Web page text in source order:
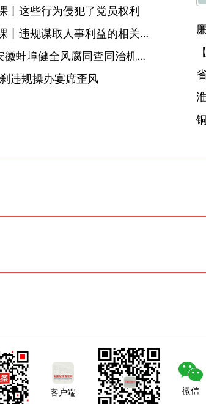
丨这些行为侵犯了党员权利
党纪学习教育·每日一课丨违规谋取人事利益的相关处分规定
【中国纪检监察报】安徽蚌埠健全风腐同查同治机制 以风挖腐 由腐纠风
违规操办宴席歪风
客户端 微信